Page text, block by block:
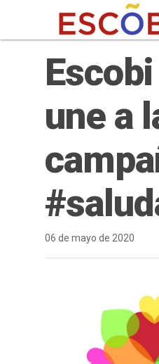
une a
06 de mayo de 2020